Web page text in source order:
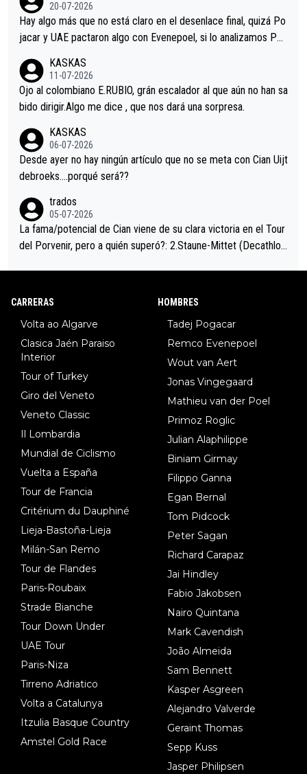
a que era capaz de controlar el miedo", recordó."
20-07-2026
Hay algo más que no está claro en el desenlace final, quizá Po
jacar y UAE pactaron algo con Evenepoel, si lo analizamos Poj
i sin pedalear, luego está el saludo con Evenepoel dándose la
mano de una manera muy fraternal, más allá de los típicos toqu
es en el hombro con que saludaba a Vingegard. Ahí hubo una in
eta, a ver si por querer poner a Del Toro con calzador en posi
ción de podio UAE y Pojacar se van complicar el tour.
KASKAS
11-07-2026
Ojo al colombiano E.RUBIO, grán escalador al que aún no han sa
bido dirigir.Algo me dice , que nos dará una sorpresa.
KASKAS
06-07-2026
Desde ayer no hay ningún artículo que no se meta con Cian Uijt
debroeks….porqué será??
trados
05-07-2026
La fama/potencial de Cian viene de su clara victoria en el Tour
del Porvenir, pero a quién superó?: 2.Staune-Mittet (Decathlon,
8.Lenny Martinez (Bahrein), 9. Van Belle (Visma), 10. Vacek (Li
CARRERAS
Volta ao Algarve
Clasica Jaén Paraiso
Interior
Tour of Turkey
Giro del Veneto
Veneto Classic
Il Lombardia
Mundial de Ciclismo
Vuelta a España
Tour de Francia
Critérium du Dauphiné
Lieja-Bastoña-Lieja
Milán-San Remo
Tour de Flandes
Paris-Roubaix
Strade Bianche
Tour Down Under
UAE Tour
Paris-Niza
Tirreno Adriatico
Volta a Catalunya
Itzulia Basque Country
Amstel Gold Race
HOMBRES
Tadej Pogacar
Remco Evenepoel
Wout van Aert
Jonas Vingegaard
Mathieu van der Poel
Primoz Roglic
Julian Alaphilippe
Biniam Girmay
Filippo Ganna
Egan Bernal
Tom Pidcock
Peter Sagan
Richard Carapaz
Jai Hindley
Fabio Jakobsen
Nairo Quintana
Mark Cavendish
João Almeida
Sam Bennett
Kasper Asgreen
Alejandro Valverde
Geraint Thomas
Sepp Kuss
Jasper Philipsen